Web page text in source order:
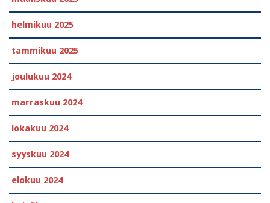
helmikuu 2025
tammikuu 2025
joulukuu 2024
marraskuu 2024
lokakuu 2024
syyskuu 2024
elokuu 2024